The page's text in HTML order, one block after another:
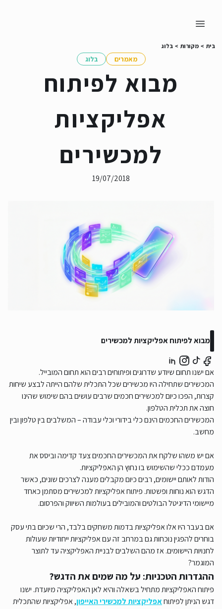
בלוג > מקורות > בית
בלוג מאמרים
מבוא לפיתוח
אפליקציות
למכשירים
19/07/2018
מבוא לפיתוח אפליקציות למכשירים
אם ישנו תחום שיודע שדרוגים ופיתוחים רבים הוא תחום המובייל.
המכשירים שתחילה היו מכשירים שכל התכלית שלהם הייתה לבצע שיחות
קצרות, הפכו כיום למכשירים חכמים שרבים עושים בהם שימוש שהינו
חוצה את תכלית הטלפון.
המכשירים החכמים הינם כלי בידורי וכלי עבודה – המשלבים בין טלפון ובין
מחשב.
אם יש משהו שלקח את המכשירים החכמים צעד קדימה וביסס את
מעמדם ככלי שהשימוש בו נחוץ הן האפליקציות.
הודות לאותם יישומים, רבים כיום מקבלים מענה לצרכים שונים, כאשר
הדגש הוא נוחות ופשטות. פיתוח אפליקציות למכשירים מסתמן כאחד
מיישומי הדיגיטל הבולטים והמובילים בעולמות השיווק והפרסום.
אם בעבר היו אלו אפליקציות בדמות משחקים בלבד, הרי שכיום בתי עסק
בוחרים להפגין נוכחות גם במרחב זה עם אפליקציות ייחודיות שעולות
לחנויות היישומים. אז מהם השלבים לבניית האפליקציה עד לתוצר
המוגמר?
ההגדרות הטכניות: על מה שמים את הדגש?
פיתוח האפליקציות מתחיל בשאלה והיא לאן האפליקציה מיועדת. ישנו
דגש הניתן לפיתוחאפליקציות למכשירי האייפון, אפליקציות שהתכלית